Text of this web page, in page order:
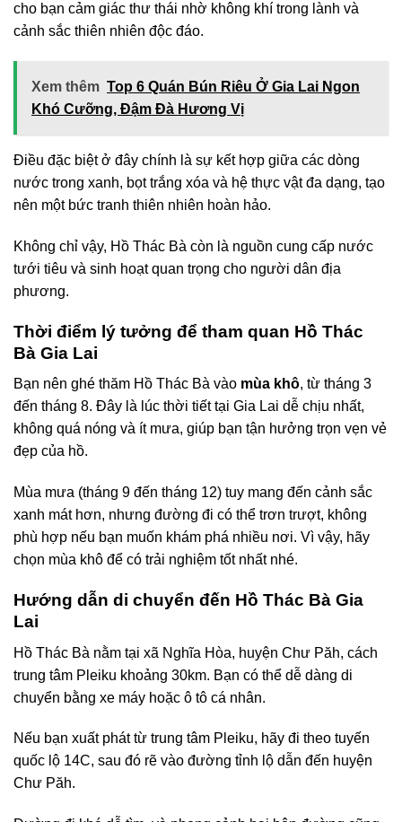
cho bạn cảm giác thư thái nhờ không khí trong lành và
cảnh sắc thiên nhiên độc đáo.
Xem thêm Top 6 Quán Bún Riêu Ở Gia Lai Ngon
Khó Cưỡng, Đậm Đà Hương Vị
Điều đặc biệt ở đây chính là sự kết hợp giữa các dòng
nước trong xanh, bọt trắng xóa và hệ thực vật đa dạng, tạo
nên một bức tranh thiên nhiên hoàn hảo.
Không chỉ vậy, Hồ Thác Bà còn là nguồn cung cấp nước
tưới tiêu và sinh hoạt quan trọng cho người dân địa
phương.
Thời điểm lý tưởng để tham quan Hồ Thác
Bà Gia Lai
Bạn nên ghé thăm Hồ Thác Bà vào mùa khô, từ tháng 3
đến tháng 8. Đây là lúc thời tiết tại Gia Lai dễ chịu nhất,
không quá nóng và ít mưa, giúp bạn tận hưởng trọn vẹn vẻ
đẹp của hồ.
Mùa mưa (tháng 9 đến tháng 12) tuy mang đến cảnh sắc
xanh mát hơn, nhưng đường đi có thể trơn trượt, không
phù hợp nếu bạn muốn khám phá nhiều nơi. Vì vậy, hãy
chọn mùa khô để có trải nghiệm tốt nhất nhé.
Hướng dẫn di chuyển đến Hồ Thác Bà Gia
Lai
Hồ Thác Bà nằm tại xã Nghĩa Hòa, huyện Chư Păh, cách
trung tâm Pleiku khoảng 30km. Bạn có thể dễ dàng di
chuyển bằng xe máy hoặc ô tô cá nhân.
Nếu bạn xuất phát từ trung tâm Pleiku, hãy đi theo tuyến
quốc lộ 14C, sau đó rẽ vào đường tỉnh lộ dẫn đến huyện
Chư Păh.